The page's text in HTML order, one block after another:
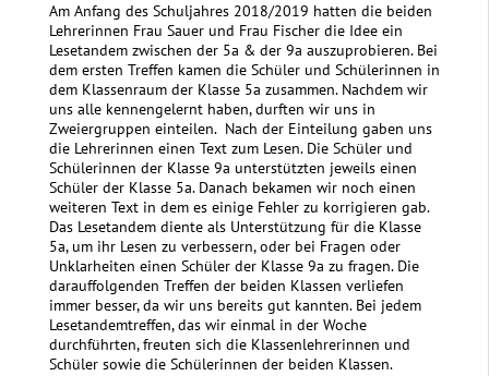
Am Anfang des Schuljahres 2018/2019 hatten die beiden
Lehrerinnen Frau Sauer und Frau Fischer die Idee ein
Lesetandem zwischen der 5a & der 9a auszuprobieren. Bei
dem ersten Treffen kamen die Schüler und Schülerinnen in
dem Klassenraum der Klasse 5a zusammen. Nachdem wir
uns alle kennengelernt haben, durften wir uns in
Zweiergruppen einteilen. Nach der Einteilung gaben uns
die Lehrerinnen einen Text zum Lesen. Die Schüler und
Schülerinnen der Klasse 9a unterstützten jeweils einen
Schüler der Klasse 5a. Danach bekamen wir noch einen
weiteren Text in dem es einige Fehler zu korrigieren gab.
Das Lesetandem diente als Unterstützung für die Klasse
5a, um ihr Lesen zu verbessern, oder bei Fragen oder
Unklarheiten einen Schüler der Klasse 9a zu fragen. Die
darauffolgenden Treffen der beiden Klassen verliefen
immer besser, da wir uns bereits gut kannten. Bei jedem
Lesetandemtreffen, das wir einmal in der Woche
durchführten, freuten sich die Klassenlehrerinnen und
Schüler sowie die Schülerinnen der beiden Klassen.